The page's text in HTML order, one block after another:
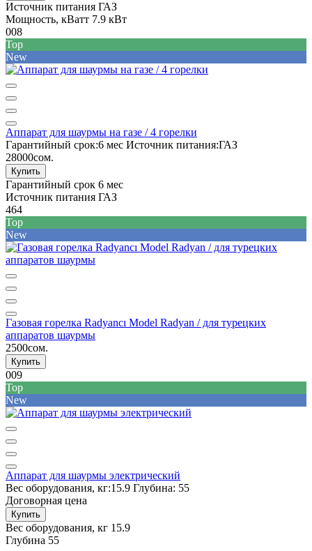
Источник питания ГАЗ
Мощность, кВатт 7.9 кВт
008
Top
New
Аппарат для шаурмы на газе / 4 горелки
Гарантийный срок:6 мес Источник питания:ГАЗ
28000сом.
Купить
Гарантийный срок 6 мес
Источник питания ГАЗ
464
Top
New
Газовая горелка Radyancı Model Radyan / для турецких
аппаратов шаурмы
2500сом.
Купить
009
Top
New
Аппарат для шаурмы электрический
Вес оборудования, кг:15.9 Глубина: 55
Договорная цена
Купить
Вес оборудования, кг 15.9
Глубина 55